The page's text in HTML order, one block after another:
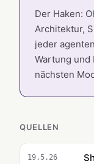
Der Haken:
Architektur,
jeder
Wartung und
nächsten
QUELLEN
19.5.26